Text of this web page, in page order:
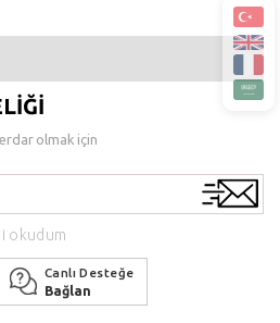
olmak için
okudum
Canlı Desteğe
Bağlan